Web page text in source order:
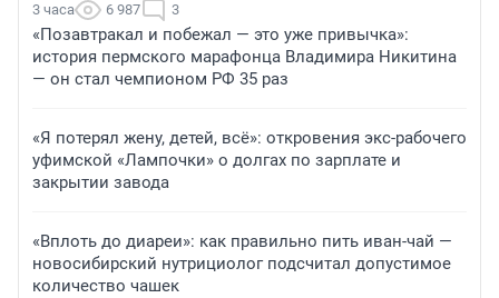
3 часа 6 987 3
«Позавтракал и побежал — это уже привычка»:
история пермского марафонца Владимира Никитина
— он стал чемпионом РФ 35 раз
«Я потерял жену, детей, всё»: откровения экс-рабочего
уфимской «Лампочки» о долгах по зарплате и
закрытии завода
«Вплоть до диареи»: как правильно пить иван-чай —
новосибирский нутрициолог подсчитал допустимое
количество чашек